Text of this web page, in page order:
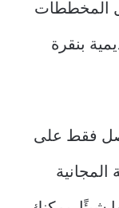
المخططات
بنقرة
فقط على
المجانية